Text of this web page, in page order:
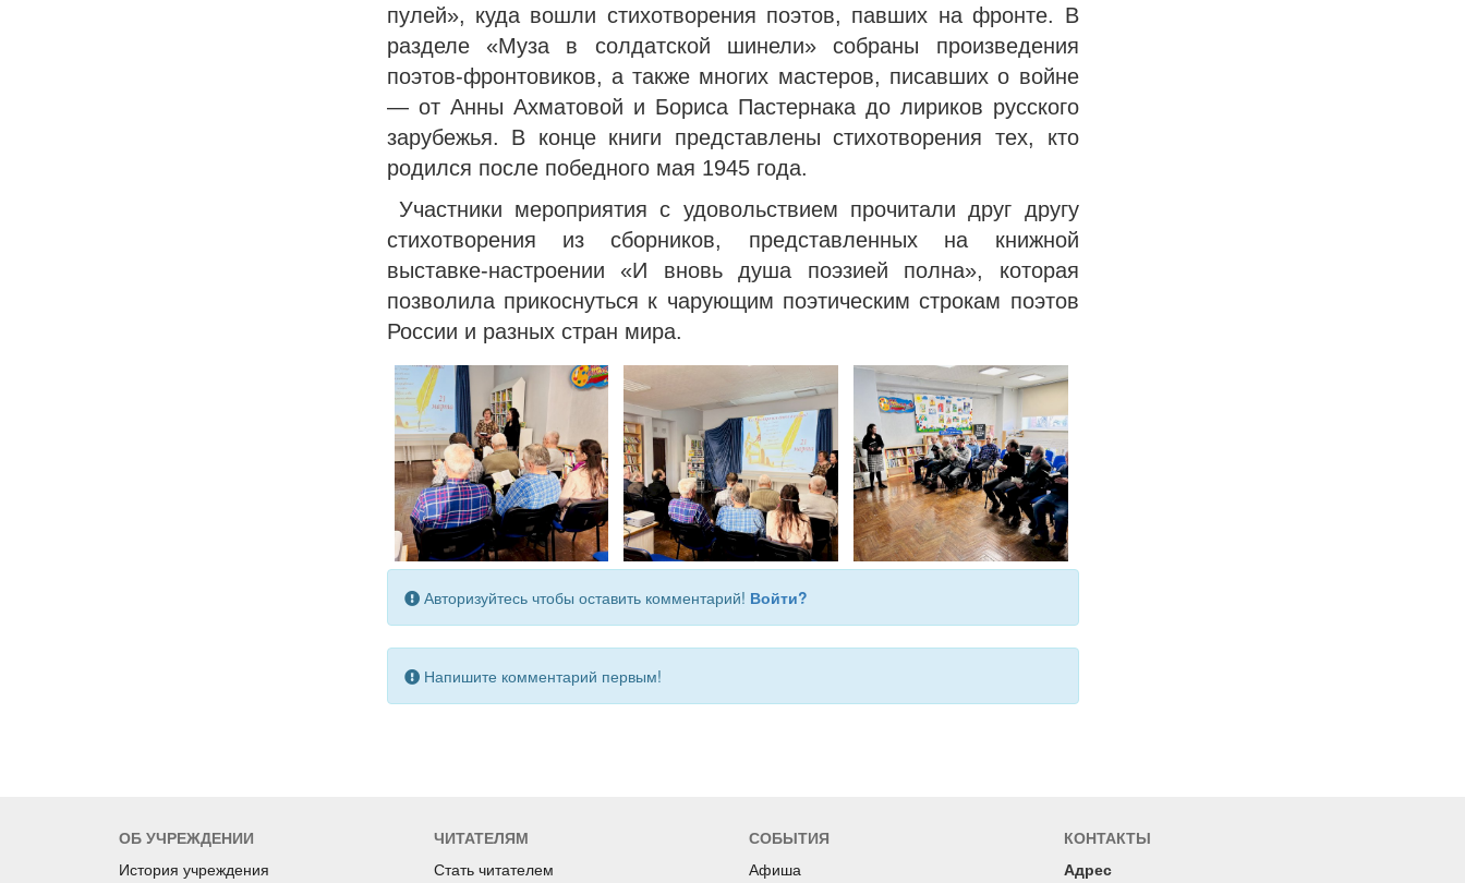
пулей», куда вошли стихотворения поэтов, павших на фронте. В
разделе «Муза в солдатской шинели» собраны произведения
поэтов-фронтовиков, а также многих мастеров, писавших о войне
— от Анны Ахматовой и Бориса Пастернака до лириков русского
зарубежья. В конце книги представлены стихотворения тех, кто
родился после победного мая 1945 года.
Участники мероприятия с удовольствием прочитали друг другу
стихотворения из сборников, представленных на книжной
выставке-настроении «И вновь душа поэзией полна», которая
позволила прикоснуться к чарующим поэтическим строкам поэтов
России и разных стран мира.
Авторизуйтесь чтобы оставить комментарий! Войти?
Напишите комментарий первым!
ОБ УЧРЕЖДЕНИИ
История учреждения
ЧИТАТЕЛЯМ
Стать читателем
СОБЫТИЯ
Афиша
КОНТАКТЫ
Адрес